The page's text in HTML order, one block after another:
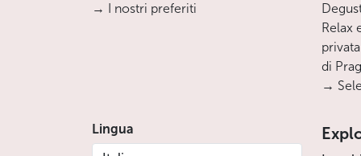
→ I nostri preferiti
Relax
di
→
Lingua